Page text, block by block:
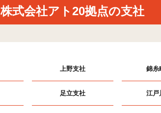
株式会社アト20拠点の支社
上野支社 錦糸
足立支社 江戸